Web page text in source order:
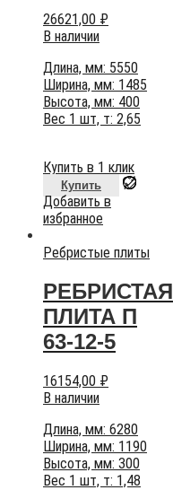
26621,00 ₽
В наличии
Длина, мм: 5550
Ширина, мм: 1485
Высота, мм: 400
Вес 1 шт, т: 2,65
Купить в 1 клик
Купить
Добавить в
избранное
Ребристые плиты
РЕБРИСТАЯ
ПЛИТА П
63-12-5
16154,00 ₽
В наличии
Длина, мм: 6280
Ширина, мм: 1190
Высота, мм: 300
Вес 1 шт, т: 1,48